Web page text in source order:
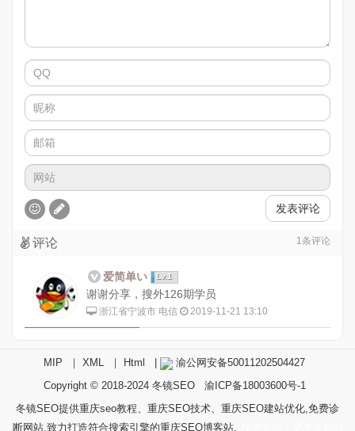
发表评论
评论 1条评论
爱简单い Lv.1
谢谢分享，搜外126期学员
浙江省宁波市 电信 2019-11-21 13:10
MIP ｜ XML ｜ Html
渝公网安备50011202504427
Copyright © 2018-2024 冬镜SEO
渝ICP备18003600号-1
冬镜SEO提供重庆seo教程、重庆SEO技术、重庆SEO建站优化,免费诊
断网站,致力打造符合搜索引擎的重庆SEO博客站.